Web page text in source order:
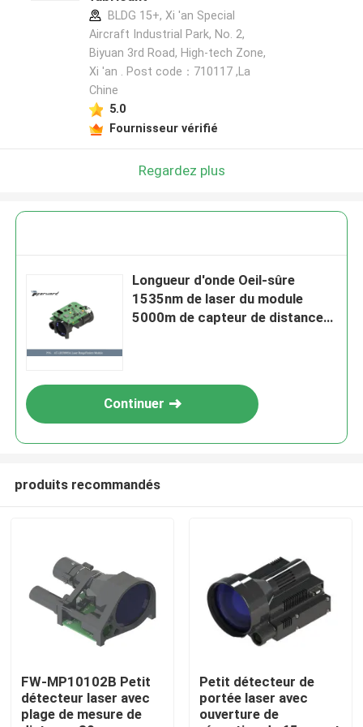
À la maison
Vidéos
BLDG 15+, Xi 'an Special
Aircraft Industrial Park, No. 2,
Biyuan 3rd Road, High-tech Zone,
Xi 'an . Post code：710117 ,La
Chine
5.0
Fournisseur vérifié
Regardez plus
Longueur d'onde Oeil-sûre
1535nm de laser du module
5000m de capteur de distance
Continuer
produits recommandés
FW-MP10102B Petit
détecteur laser avec
plage de mesure de
Petit détecteur de
portée laser avec
ouverture de